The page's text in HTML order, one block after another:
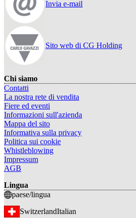
Invia e-mail
Sito web di CG Holding
Chi siamo
Contatti
La nostra rete di vendita
Fiere ed eventi
Informazioni sull'azienda
Mappa del sito
Informativa sulla privacy
Politica sui cookie
Whistleblowing
Impressum
AGB
Lingua
paese/lingua
SwitzerlandItalian